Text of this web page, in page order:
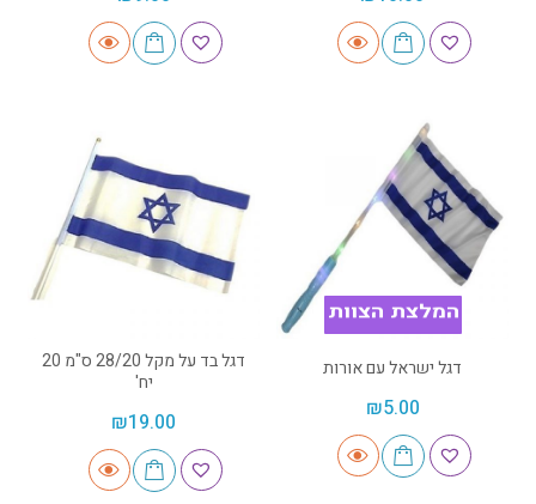
המלצת הצוות
דגל ישראל עם אורות
₪5.00
דגל בד על מקל 28/20 ס"מ 20
יח'
₪19.00